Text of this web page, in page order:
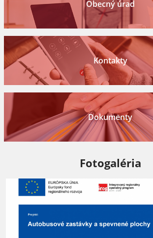
Obecný úrad
Kontakty
Dokumenty
Fotogaléria